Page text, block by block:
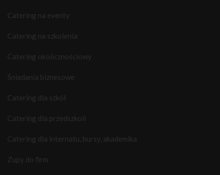
Catering na eventy
Catering na szkolenia
Catering okolicznościowy
Śniadania biznesowe
Catering dla szkół
Catering dla przedszkoli
Catering dla internatu, bursy, akademika
Zupy do firm